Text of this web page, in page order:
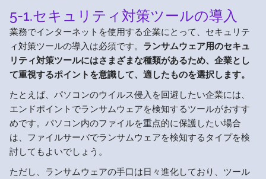
5-1.セキュリティ対策ツールの導入
業務でインターネットを使用する企業にとって、セキュリテ
ィ対策ツールの導入は必須です。 ランサムウェア用のセキュ
リティ対策ツールにはさまざまな種類があるため、企業とし
て重視するポイントを意識して、適したものを選択します。
たとえば、パソコンのウイルス侵入を回避したい企業には、
エンドポイントでランサムウェアを検知するツールがおすす
めです。パソコン内のファイルを重点的に保護したい場合
は、ファイルサーバでランサムウェアを検知するタイプを検
討してもよいでしょう。
ただし、ランサムウェアの手口は日々進化しており、ツール